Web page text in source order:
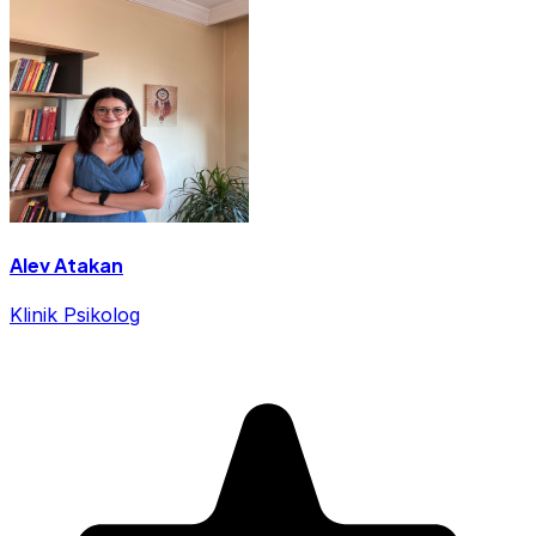
Alev Atakan
Klinik Psikolog